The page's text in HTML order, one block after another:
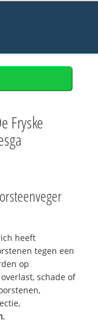
Fryske
heeft
tegen een
op
schade of
,